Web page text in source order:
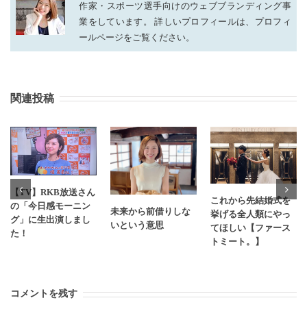
作家・スポーツ選手向けのウェブブランディング事
業をしています。 詳しいプロフィールは、プロフィ
ールページをご覧ください。
関連投稿
【TV】RKB放送さん
の「今日感モーニン
グ」に生出演しまし
た！
未来から前借りしな
いという意思
これから先結婚式を
挙げる全人類にやっ
てほしい【ファース
トミート。】
コメントを残す